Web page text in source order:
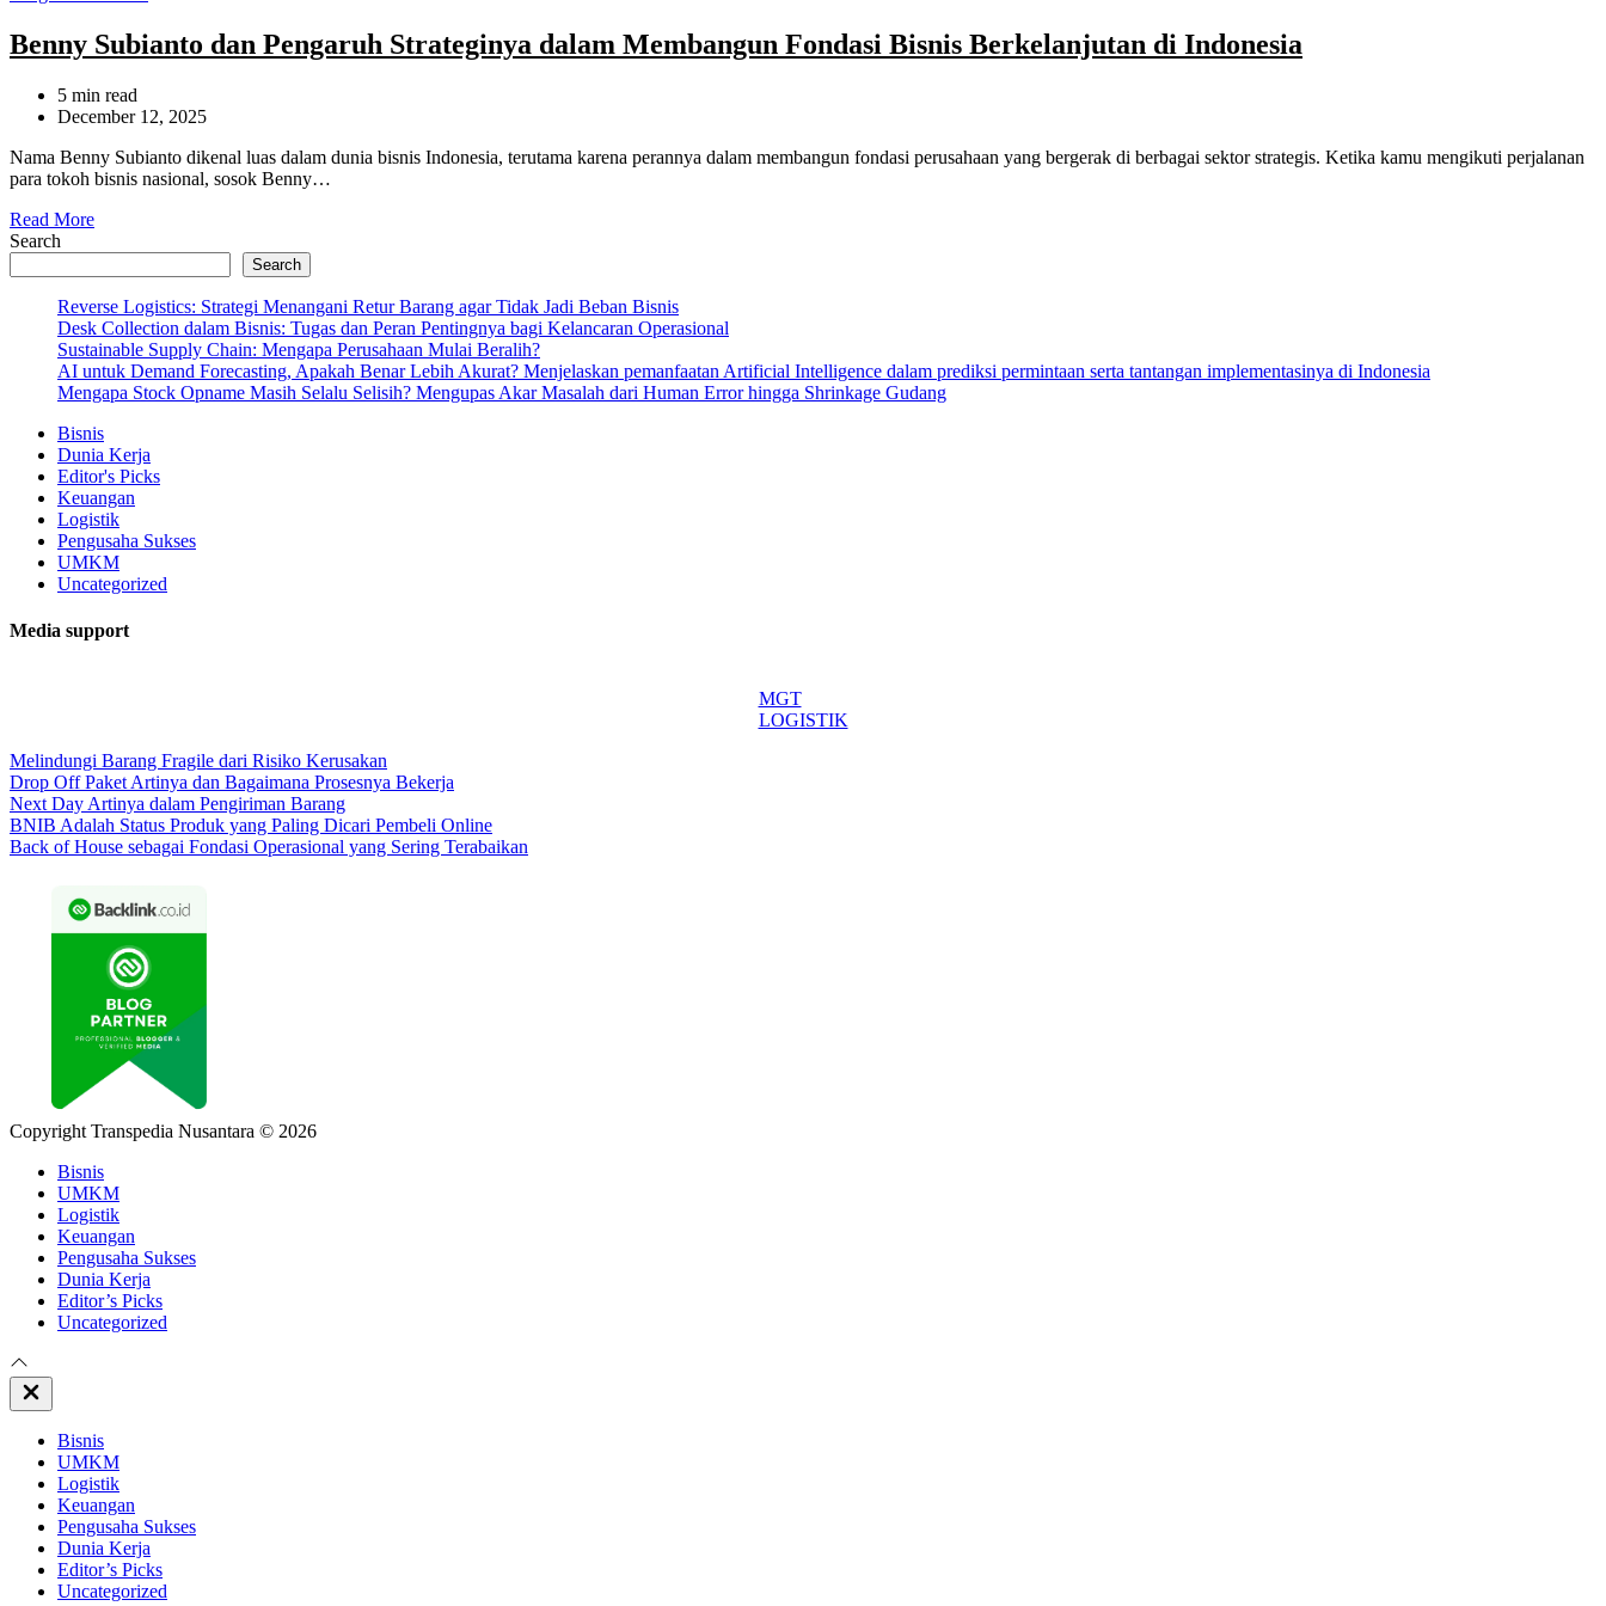
Benny Subianto dan Pengaruh Strateginya dalam Membangun Fondasi Bisnis Berkelanjutan di Indonesia
Estimated
read
5 min read
December 12, 2025
Nama Benny Subianto dikenal luas dalam dunia bisnis Indonesia, terutama karena perannya dalam membangun fondasi perusahaan yang bergerak di berbagai sektor strategis. Ketika kamu mengikuti perjalanan
para tokoh bisnis nasional, sosok Benny…
Read More
Search
Search
Reverse Logistics: Strategi Menangani Retur Barang agar Tidak Jadi Beban Bisnis
Desk Collection dalam Bisnis: Tugas dan Peran Pentingnya bagi Kelancaran Operasional
Sustainable Supply Chain: Mengapa Perusahaan Mulai Beralih?
AI untuk Demand Forecasting, Apakah Benar Lebih Akurat? Menjelaskan pemanfaatan Artificial Intelligence dalam prediksi permintaan serta tantangan implementasinya di Indonesia
Mengapa Stock Opname Masih Selalu Selisih? Mengupas Akar Masalah dari Human Error hingga Shrinkage Gudang
Bisnis
Dunia Kerja
Editor's Picks
Keuangan
Logistik
Pengusaha Sukses
UMKM
Uncategorized
Media support
MGT
LOGISTIK
Melindungi Barang Fragile dari Risiko Kerusakan
Drop Off Paket Artinya dan Bagaimana Prosesnya Bekerja
Next Day Artinya dalam Pengiriman Barang
BNIB Adalah Status Produk yang Paling Dicari Pembeli Online
Back of House sebagai Fondasi Operasional yang Sering Terabaikan
Copyright Transpedia Nusantara © 2026
Bisnis
UMKM
Logistik
Keuangan
Pengusaha Sukses
Dunia Kerja
Editor’s Picks
Uncategorized
Close
Off
Bisnis
UMKM
Logistik
Keuangan
Pengusaha Sukses
Dunia Kerja
Editor’s Picks
Uncategorized